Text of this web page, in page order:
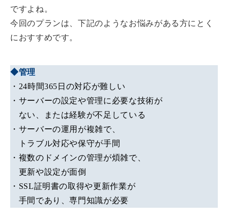
ですよね。
今回のプランは、下記のようなお悩みがある方にとく
におすすめです。
◆管理
・24時間365日の対応が難しい
・サーバーの設定や管理に必要な技術が
ない、または経験が不足している
・サーバーの運用が複雑で、
トラブル対応や保守が手間
・複数のドメインの管理が煩雑で、
更新や設定が面倒
・SSL証明書の取得や更新作業が
手間であり、専門知識が必要